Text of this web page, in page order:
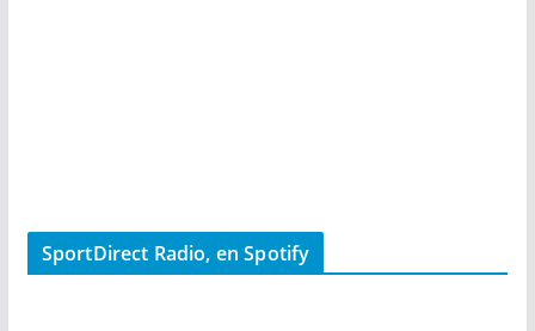
SportDirect Radio, en Spotify